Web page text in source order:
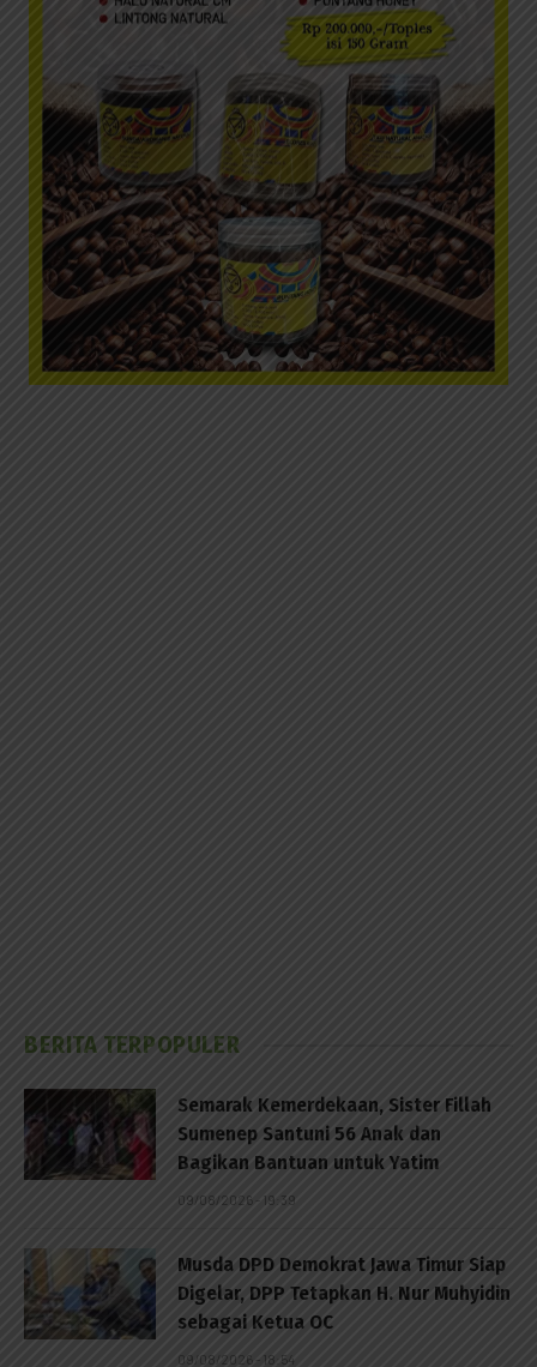
BERITA TERPOPULER
Semarak Kemerdekaan, Sister Fillah
Sumenep Santuni 56 Anak dan
Bagikan Bantuan untuk Yatim
09/08/2026 - 19:39
Musda DPD Demokrat Jawa Timur Siap
Digelar, DPP Tetapkan H. Nur Muhyidin
sebagai Ketua OC
09/08/2026 - 18:54